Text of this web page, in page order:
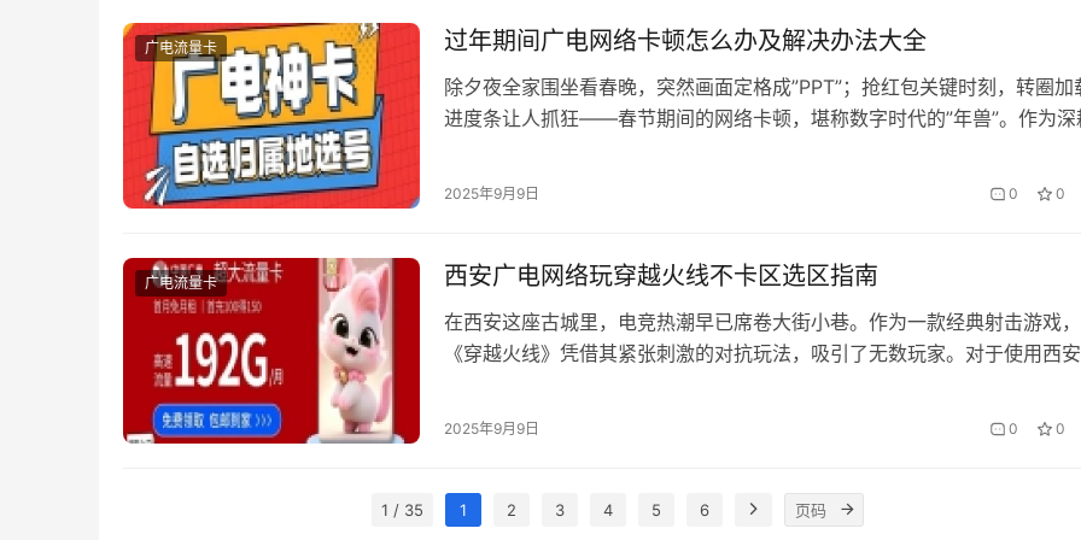
广电流量卡 过年期间广电网络卡顿怎么办及解决办法大全
除夕夜全家围坐看春晚，突然画面定格成”PPT”；抢红包关键时刻，转圈加
进度条让人抓狂——春节期间的网络卡顿，堪称数字时代的”年兽”。作为深
卡提供的智能诊断工具尤其值得推荐。 一、卡顿根源诊断：先找准”病根”再
2025年9月9日 0 0
广电流量卡 西安广电网络玩穿越火线不卡区选区指南
在西安这座古城里，电竞热潮早已席卷大街小巷。作为一款经典射击游戏，
《穿越火线》凭借其紧张刺激的对抗玩法，吸引了无数玩家。对于使用西安
们就来聊聊如何在广电网络环境下，找到最适合自己的战区，让每一发都精
2025年9月9日 0 0
1 / 35 1 2 3 4 5 6